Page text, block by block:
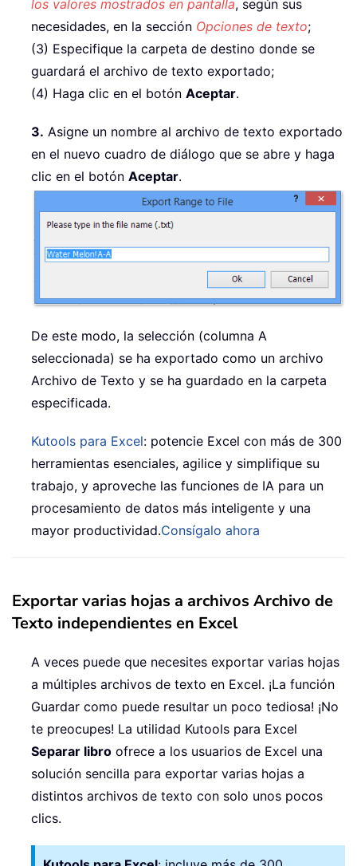
los valores mostrados en pantalla, según sus
necesidades, en la sección Opciones de texto;
(3) Especifique la carpeta de destino donde se
guardará el archivo de texto exportado;
(4) Haga clic en el botón Aceptar.
3. Asigne un nombre al archivo de texto exportado
en el nuevo cuadro de diálogo que se abre y haga
clic en el botón Aceptar.
De este modo, la selección (columna A
seleccionada) se ha exportado como un archivo
Archivo de Texto y se ha guardado en la carpeta
especificada.
Kutools para Excel: potencie Excel con más de 300
herramientas esenciales, agilice y simplifique su
trabajo, y aproveche las funciones de IA para un
procesamiento de datos más inteligente y una
mayor productividad.Consígalo ahora
Exportar varias hojas a archivos Archivo de
Texto independientes en Excel
A veces puede que necesites exportar varias hojas
a múltiples archivos de texto en Excel. ¡La función
Guardar como puede resultar un poco tediosa! ¡No
te preocupes! La utilidad Kutools para Excel
Separar libro ofrece a los usuarios de Excel una
solución sencilla para exportar varias hojas a
distintos archivos de texto con solo unos pocos
clics.